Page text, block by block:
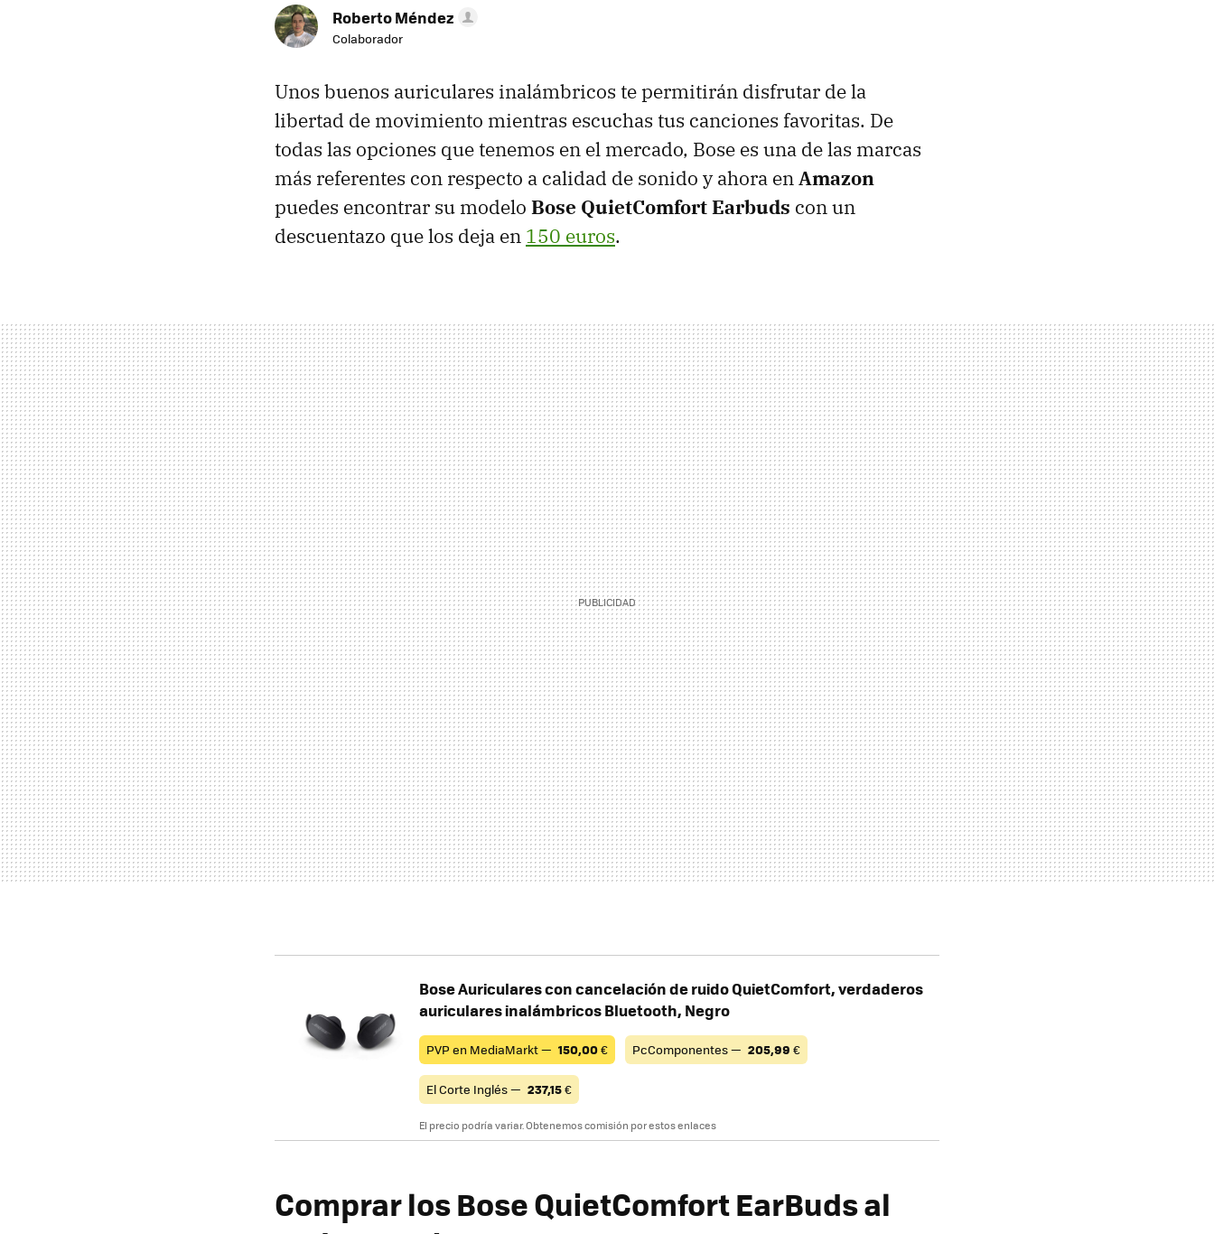
Roberto Méndez
Colaborador
Unos buenos auriculares inalámbricos te permitirán disfrutar de la
libertad de movimiento mientras escuchas tus canciones favoritas. De
todas las opciones que tenemos en el mercado, Bose es una de las marcas
más referentes con respecto a calidad de sonido y ahora enAmazon
puedes encontrar su modelo Bose QuietComfort Earbuds con un
descuentazo que los deja en 150 euros.
Bose Auriculares con cancelación de ruido QuietComfort, verdaderos
auriculares inalámbricos Bluetooth, Negro
PVP en MediaMarkt — 150,00€ PcComponentes — 205,99 €
El Corte Inglés — 237,15€
El precio podría variar. Obtenemos comisión por estos enlaces
Comprar los Bose QuietComfort EarBuds al